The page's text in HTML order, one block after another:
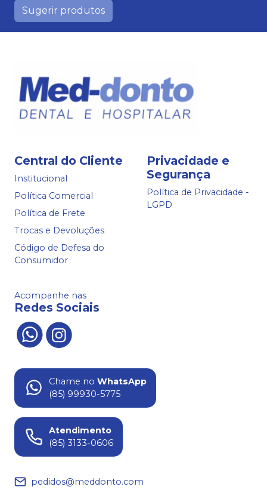
Sugerir produtos
Central do Cliente
Institucional
Política Comercial
Política de Frete
Trocas e Devoluções
Código de Defesa do
Consumidor
Privacidade e
Segurança
Política de Privacidade -
LGPD
Acompanhe nas
Redes Sociais
Chame no WhatsApp
(85) 99930-5775
Atendimento
(85) 3133-0606
pedidos@meddonto.com